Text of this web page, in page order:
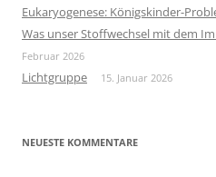
Eukaryogenese: Königskinder-
Was unser Stoffwechsel mit dem
Februar 2026
Lichtgruppe 15. Januar 2026
NEUESTE KOMMENTARE